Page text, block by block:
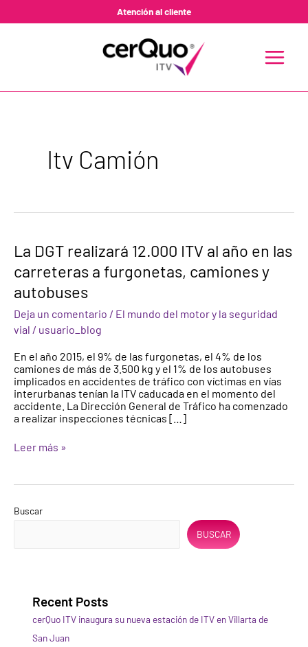
Atención al cliente
MENU
Itv Camión
La DGT realizará 12.000 ITV al año en las
carreteras a furgonetas, camiones y
autobuses
Deja un comentario / El mundo del motor y la seguridad
vial / usuario_blog
En el año 2015, el 9% de las furgonetas, el 4% de los
camiones de más de 3.500 kg y el 1% de los autobuses
implicados en accidentes de tráfico con víctimas en vías
interurbanas tenían la ITV caducada en el momento del
accidente. La Dirección General de Tráfico ha comenzado
a realizar inspecciones técnicas […]
La
DGT
realizará
ITV
al
año
en
carreteras
a
furgonetas,
camiones
y
autobuses
Leer más »
Buscar
BUSCAR
Recent Posts
cerQuo ITV inaugura su nueva estación de ITV en Villarta de
San Juan